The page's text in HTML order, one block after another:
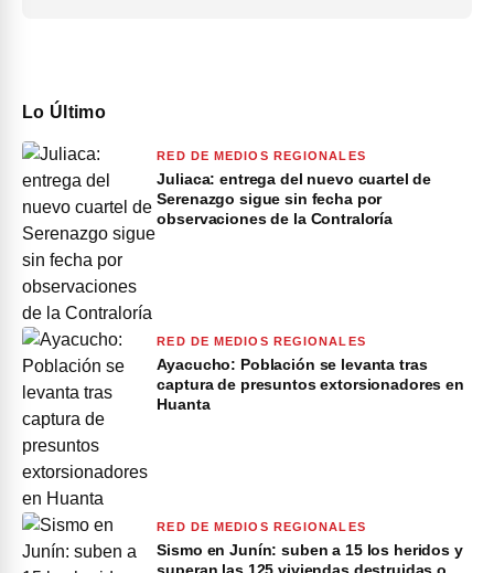
Lo Último
RED DE MEDIOS REGIONALES
Juliaca: entrega del nuevo cuartel de
Serenazgo sigue sin fecha por
observaciones de la Contraloría
RED DE MEDIOS REGIONALES
Ayacucho: Población se levanta tras
captura de presuntos extorsionadores en
Huanta
RED DE MEDIOS REGIONALES
Sismo en Junín: suben a 15 los heridos y
superan las 125 viviendas destruidas o